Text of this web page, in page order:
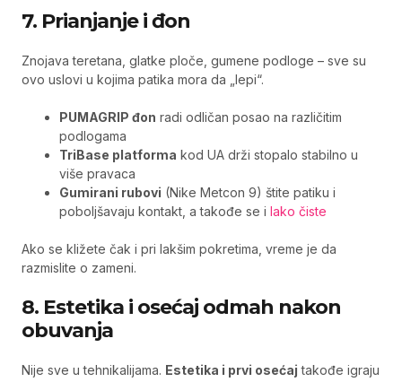
7. Prianjanje i đon
Znojava teretana, glatke ploče, gumene podloge – sve su
ovo uslovi u kojima patika mora da „lepi“.
PUMAGRIP đon radi odličan posao na različitim
podlogama
TriBase platforma kod UA drži stopalo stabilno u
više pravaca
Gumirani rubovi (Nike Metcon 9) štite patiku i
poboljšavaju kontakt, a takođe se i lako čiste
Ako se kližete čak i pri lakšim pokretima, vreme je da
razmislite o zameni.
8. Estetika i osećaj odmah nakon
obuvanja
Nije sve u tehnikalijama. Estetika i prvi osećaj takođe igraju